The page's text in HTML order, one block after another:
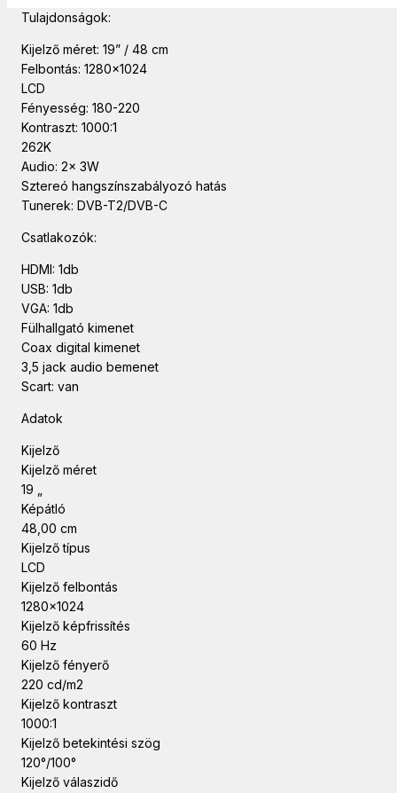
Tulajdonságok:
Kijelző méret: 19” / 48 cm
Felbontás: 1280×1024
LCD
Fényesség: 180-220
Kontraszt: 1000:1
262K
Audio: 2x 3W
Sztereó hangszínszabályozó hatás
Tunerek: DVB-T2/DVB-C
Csatlakozók:
HDMI: 1db
USB: 1db
VGA: 1db
Fülhallgató kimenet
Coax digital kimenet
3,5 jack audio bemenet
Scart: van
Adatok
Kijelző
Kijelző méret
19 „
Képátló
48,00 cm
Kijelző típus
LCD
Kijelző felbontás
1280×1024
Kijelző képfrissítés
60 Hz
Kijelző fényerő
220 cd/m2
Kijelző kontraszt
1000:1
Kijelző betekintési szög
120°/100°
Kijelző válaszidő